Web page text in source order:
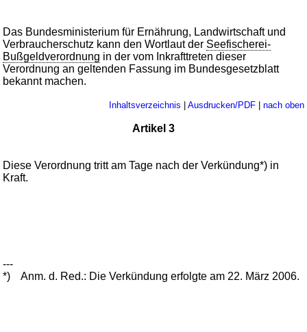
Das Bundesministerium für Ernährung, Landwirtschaft und
Verbraucherschutz kann den Wortlaut der Seefischerei-
Bußgeldverordnung in der vom Inkrafttreten dieser
Verordnung an geltenden Fassung im Bundesgesetzblatt
bekannt machen.
Inhaltsverzeichnis | Ausdrucken/PDF| nach oben
Artikel 3
Diese Verordnung tritt am Tage nach der Verkündung*) in
Kraft.
---
*)
Anm. d. Red.: Die Verkündung erfolgte am 22. März 2006.